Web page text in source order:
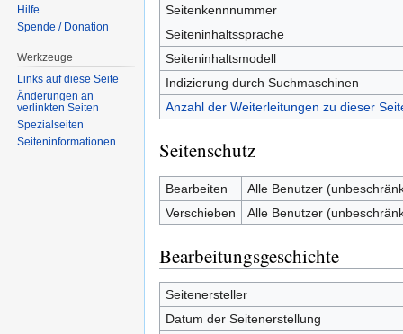
Seitenkennnummer
Seiteninhaltssprache
Seiteninhaltsmodell
Indizierung durch Suchmaschinen
Anzahl der Weiterleitungen zu dieser
Seitenschutz
Bearbeiten
Alle Benutzer
Verschieben
Alle Benutzer
Bearbeitungsgeschichte
Seitenersteller
Datum der Seitenerstellung
Hilfe
Spende / Donation
Werkzeuge
Links auf diese Seite
Änderungen an
verlinkten Seiten
Spezialseiten
Seiten­informationen